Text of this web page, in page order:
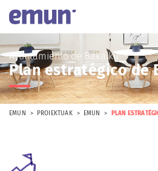
Ayuntamiento de Bakaiku
Plan estratégico de
EMUN PROIEKTUAK EMUN PLAN